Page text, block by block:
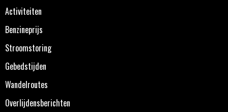
Activiteiten
Benzineprijs
Stroomstoring
Gebedstijden
Wandelroutes
Overlijdensberichten